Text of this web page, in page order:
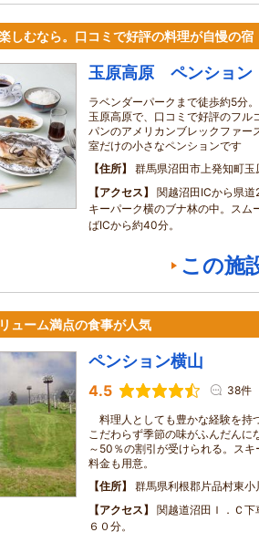
しむなら。口コミで好評の料理が自慢の宿
玉原高原 ペンショ
ラベンダーパークまで徒歩約5分
玉原高原で、口コミで好評のフル
パンのアメリカンブレックファー
室だけの小さなペンションです
住所
群馬県沼田市上発知町
アクセス
関越沼田ICから県
キーパーク横のブナ林の中。スム
ばICから約40分。
この施
ューム満点の食事が人気
ペンション横山
4.5 38件
料理人としても豊かな経験を持
こだわらず季節の味がふんだんに
～50％の割引が受けられる。ス
料金も用意。
住所
群馬県利根郡片品村東
アクセス
関越道沼田Ｉ．Ｃ
６０分。